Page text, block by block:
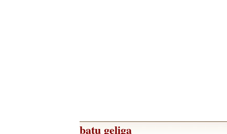
batu geliga